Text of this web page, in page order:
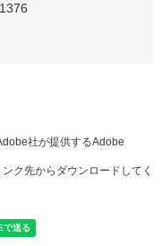
社が提供するAdobe
ク先からダウンロードしてく